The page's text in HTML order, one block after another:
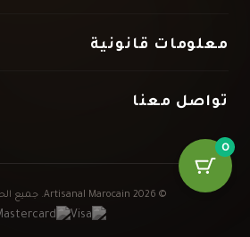
اتصل بنا
معلومات قانونية
سياسة الاسترجاع
تواصل معنا
artisanalmarocain1@gmail.com
© 2026 Artisanal Marocain. جميع الحقوق محفوظة.
0